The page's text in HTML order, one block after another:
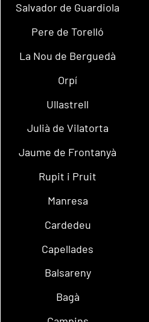
Salvador de Guardiola
Pere de Torelló
La Nou de Berguedà
Orpí
Ullastrell
Julià de Vilatorta
Jaume de Frontanyà
Rupit i Pruit
Manresa
Cardedeu
Capellades
Balsareny
Bagà